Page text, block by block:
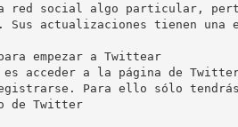
red social algo particular,
Sus actualizaciones tienen
empezar a Twittear
es acceder a la página de
Para ello sólo
de Twitter